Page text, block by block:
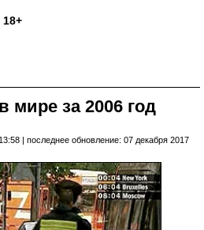
мире за 2006 год
| последнее обновление: 07 декабря 2017